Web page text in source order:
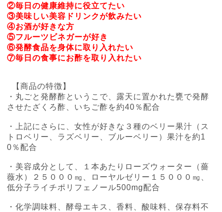
②毎日の健康維持に役立てたい
③美味しい美容ドリンクが飲みたい
④お酒が好きな方
⑤フルーツビネガーが好き
⑥発酵食品を身体に取り入れたい
⑦毎日の食事にお酢を取り入れたい
【商品の特徴】
・丸ごと発酵酢というこで、露天に置かれた甕で発酵
させたざくろ酢、いちご酢を約40％配合
・上記にさらに、女性が好きな３種のベリー果汁（ス
トロベリー、ラズベリー、ブルーベリー）果汁を約1
0％配合
・美容成分として、１本あたりローズウォーター（薔
薇水）２５０００㎎、ローヤルゼリー１５０００㎎、
低分子ライチポリフェノール500mg配合
・化学調味料、酵母エキス、香料、酸味料、保存料不